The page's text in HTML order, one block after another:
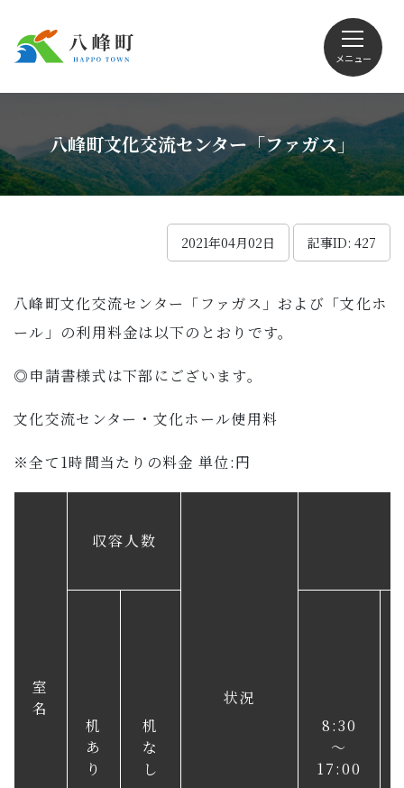
メニュー
Foreign language
くらしの情報
観光
子育て・教育
移住・定住
ビジネス・産業
八峰町文化交流センター「ファガス」
2021年04月02日 記事ID: 427
八峰町文化交流センター「ファガス」および「文化ホ
ール」の利用料金は以下のとおりです。
◎申請書様式は下部にございます。
文化交流センター・文化ホール使用料
※全て1時間当たりの料金 単位:円
室
名
収容人数
状況
机
あ
り
机
な
し
8:30
～
17:00